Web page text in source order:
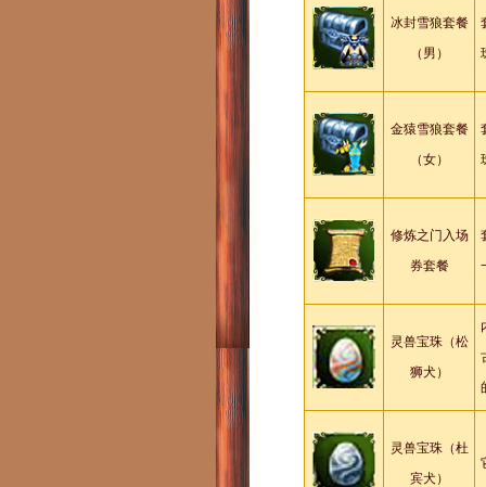
冰封雪狼套餐
（男）
金猿雪狼套餐
（女）
修炼之门入场
券套餐
灵兽宝珠（松
狮犬）
灵兽宝珠（杜
宾犬）